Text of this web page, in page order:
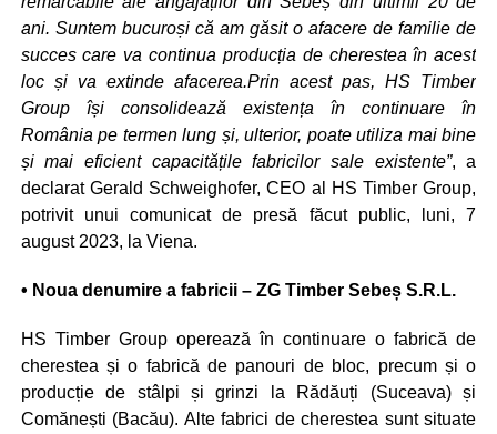
ani. Suntem bucuroși că am găsit o afacere de familie de
succes care va continua producția de cherestea în acest
loc și va extinde afacerea.Prin acest pas, HS Timber
Group își consolidează existența în continuare în
România pe termen lung și, ulterior, poate utiliza mai bine
și mai eficient capacitățile fabricilor sale existente”, a
declarat Gerald Schweighofer, CEO al HS Timber Group,
potrivit unui comunicat de presă făcut public, luni, 7
august 2023, la Viena.
• Noua denumire a fabricii – ZG Timber Sebeș S.R.L.
HS Timber Group operează în continuare o fabrică de
cherestea și o fabrică de panouri de bloc, precum și o
producție de stâlpi și grinzi la Rădăuți (Suceava) și
Comănești (Bacău). Alte fabrici de cherestea sunt situate